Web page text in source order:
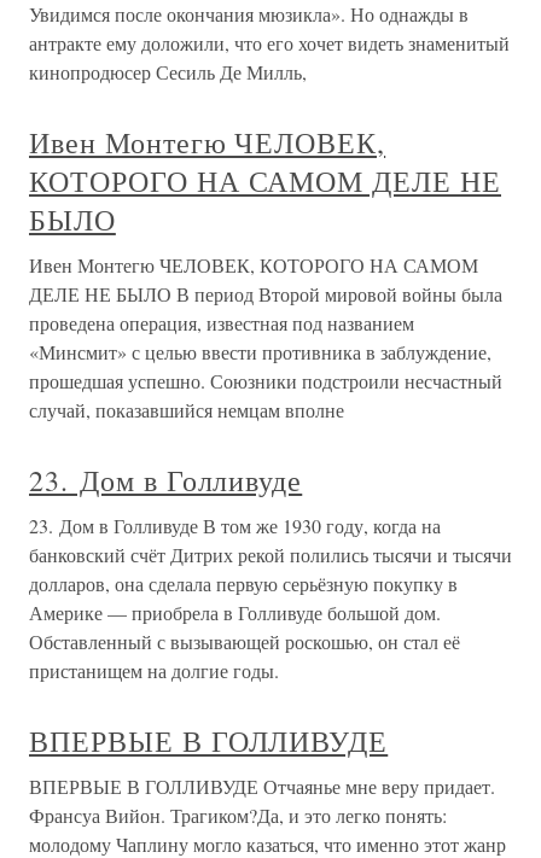
Увидимся после окончания мюзикла». Но однажды в
антракте ему доложили, что его хочет видеть знаменитый
кинопродюсер Сесиль Де Милль,
Ивен Монтегю ЧЕЛОВЕК,
КОТОРОГО НА САМОМ ДЕЛЕ НЕ
БЫЛО
Ивен Монтегю ЧЕЛОВЕК, КОТОРОГО НА САМОМ
ДЕЛЕ НЕ БЫЛО В период Второй мировой войны была
проведена операция, известная под названием
«Минсмит» с целью ввести противника в заблуждение,
прошедшая успешно. Союзники подстроили несчастный
случай, показавшийся немцам вполне
23. Дом в Голливуде
23. Дом в Голливуде В том же 1930 году, когда на
банковский счёт Дитрих рекой полились тысячи и тысячи
долларов, она сделала первую серьёзную покупку в
Америке — приобрела в Голливуде большой дом.
Обставленный с вызывающей роскошью, он стал её
пристанищем на долгие годы.
ВПЕРВЫЕ В ГОЛЛИВУДЕ
ВПЕРВЫЕ В ГОЛЛИВУДЕ Отчаянье мне веру придает.
Франсуа Вийон. Трагиком?Да, и это легко понять:
молодому Чаплину могло казаться, что именно этот жанр